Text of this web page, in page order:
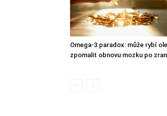
Omega-3 paradox: může rybí
zpomalit obnovu mozku po